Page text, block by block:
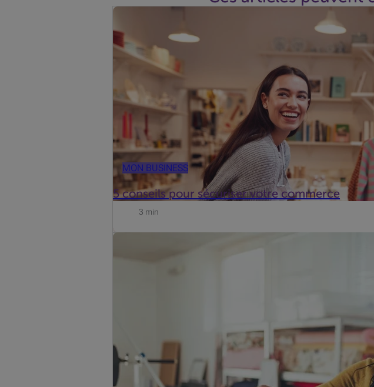
MON BUSINESS
5 conseils pour sécuriser votre commerce
Cambriolages, vols à l'étalage ou fraudes, nombre de
préventives pour protéger votre commerce.
3 min
Vous souhaitez protéger votre magasin, boutique, entreprise